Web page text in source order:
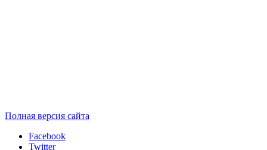
Полная версия сайта
Facebook
Twitter